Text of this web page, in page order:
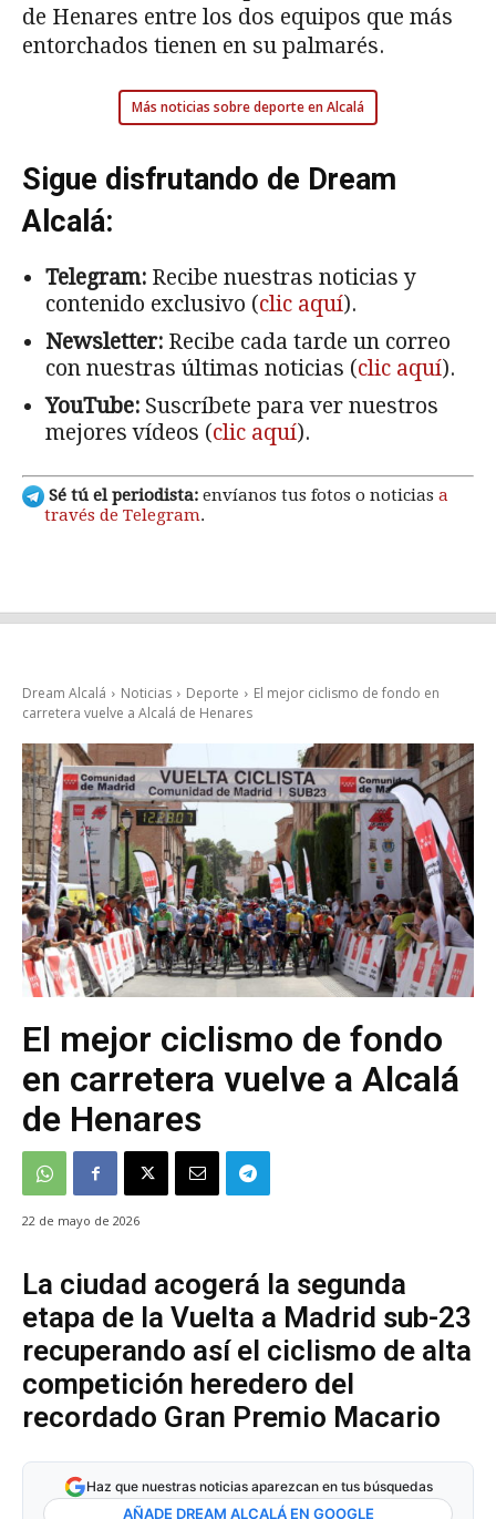
de Henares entre los dos equipos que más
entorchados tienen en su palmarés.
Más noticias sobre deporte en Alcalá
Sigue disfrutando de Dream
Alcalá:
Telegram: Recibe nuestras noticias y
contenido exclusivo (clic aquí).
Newsletter: Recibe cada tarde un correo
con nuestras últimas noticias (clic aquí).
YouTube: Suscríbete para ver nuestros
mejores vídeos (clic aquí).
Sé tú el periodista: envíanos tus fotos o noticias a
través de Telegram.